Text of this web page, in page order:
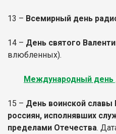
13 – Всемирный день
14 – День святого
влюбленных).
Международный день
15 – День воинской
россиян, исполнявших
пределами Отечества.